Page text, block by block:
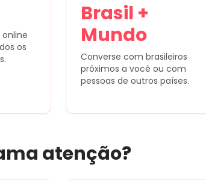
os
Brasil +
Mundo
Converse com brasileiros
próximos a você ou com
pessoas de outros países.
atenção?